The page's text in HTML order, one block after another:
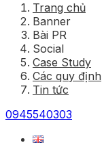
Trang chủ
Banner
Bài PR
Social
Case Study
Các quy định
Tin tức
0945540303